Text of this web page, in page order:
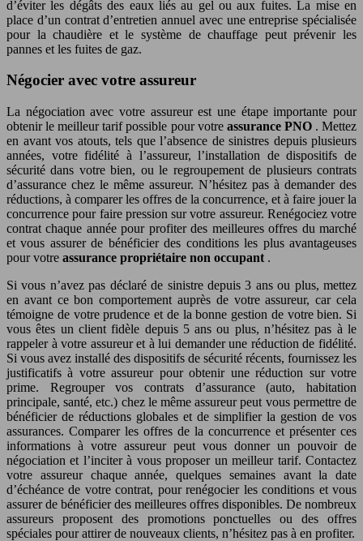
d’éviter les dégâts des eaux liés au gel ou aux fuites. La mise en
place d’un contrat d’entretien annuel avec une entreprise spécialisée
pour la chaudière et le système de chauffage peut prévenir les
pannes et les fuites de gaz.
Négocier avec votre assureur
La négociation avec votre assureur est une étape importante pour
obtenir le meilleur tarif possible pour votre assurance PNO . Mettez
en avant vos atouts, tels que l’absence de sinistres depuis plusieurs
années, votre fidélité à l’assureur, l’installation de dispositifs de
sécurité dans votre bien, ou le regroupement de plusieurs contrats
d’assurance chez le même assureur. N’hésitez pas à demander des
réductions, à comparer les offres de la concurrence, et à faire jouer la
concurrence pour faire pression sur votre assureur. Renégociez votre
contrat chaque année pour profiter des meilleures offres du marché
et vous assurer de bénéficier des conditions les plus avantageuses
pour votre assurance propriétaire non occupant .
Si vous n’avez pas déclaré de sinistre depuis 3 ans ou plus, mettez
en avant ce bon comportement auprès de votre assureur, car cela
témoigne de votre prudence et de la bonne gestion de votre bien. Si
vous êtes un client fidèle depuis 5 ans ou plus, n’hésitez pas à le
rappeler à votre assureur et à lui demander une réduction de fidélité.
Si vous avez installé des dispositifs de sécurité récents, fournissez les
justificatifs à votre assureur pour obtenir une réduction sur votre
prime. Regrouper vos contrats d’assurance (auto, habitation
principale, santé, etc.) chez le même assureur peut vous permettre de
bénéficier de réductions globales et de simplifier la gestion de vos
assurances. Comparer les offres de la concurrence et présenter ces
informations à votre assureur peut vous donner un pouvoir de
négociation et l’inciter à vous proposer un meilleur tarif. Contactez
votre assureur chaque année, quelques semaines avant la date
d’échéance de votre contrat, pour renégocier les conditions et vous
assurer de bénéficier des meilleures offres disponibles. De nombreux
assureurs proposent des promotions ponctuelles ou des offres
spéciales pour attirer de nouveaux clients, n’hésitez pas à en profiter.